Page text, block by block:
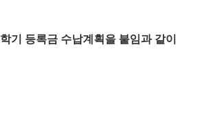
학기 등록금 수납계획을 붙임과 같이